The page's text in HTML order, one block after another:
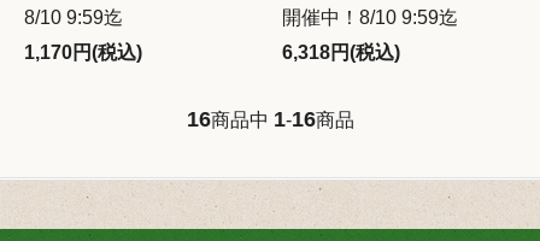
8/10 9:59迄
1,170円(税込)
開催中！8/10 9:59迄
6,318円(税込)
16商品中 1-16商品